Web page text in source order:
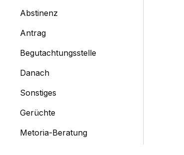
Abstinenz
Antrag
Begutachtungsstelle
Danach
Sonstiges
Gerüchte
Metoria-Beratung